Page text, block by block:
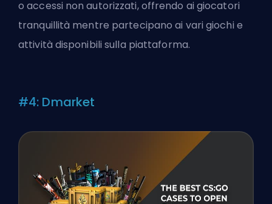
o accessi non autorizzati, offrendo ai giocatori
tranquillità mentre partecipano ai vari giochi e
attività disponibili sulla piattaforma.
#4: Dmarket